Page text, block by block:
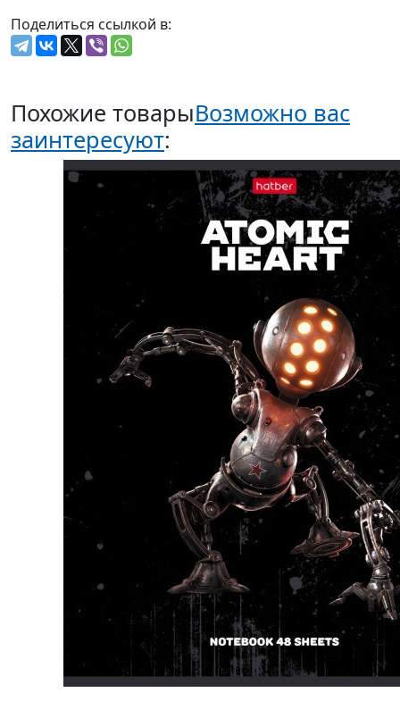
Поделиться ссылкой в:
Похожие товарыВозможно вас
заинтересуют: